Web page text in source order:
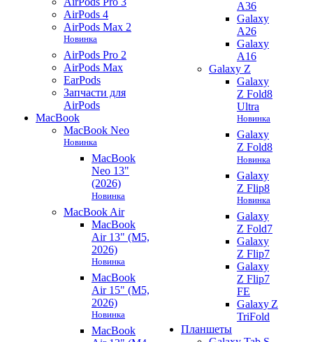
AirPods 4
AirPods Max 2
Новинка
AirPods Pro 2
AirPods Max
EarPods
Запчасти для
AirPods
MacBook
MacBook Neo
Новинка
MacBook
Neo 13"
(2026)
Новинка
MacBook Air
MacBook
Air 13" (M5,
2026)
Новинка
MacBook
Air 15" (M5,
2026)
Новинка
MacBook
A36
Galaxy
A26
Galaxy
A16
Galaxy Z
Galaxy
Z Fold8
Ultra
Новинка
Galaxy
Z Fold8
Новинка
Galaxy
Z Flip8
Новинка
Galaxy
Z Fold7
Galaxy
Z Flip7
Galaxy
Z Flip7
FE
Galaxy Z
TriFold
Планшеты